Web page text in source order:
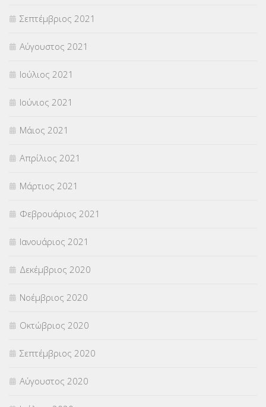
Σεπτέμβριος 2021
Αύγουστος 2021
Ιούλιος 2021
Ιούνιος 2021
Μάιος 2021
Απρίλιος 2021
Μάρτιος 2021
Φεβρουάριος 2021
Ιανουάριος 2021
Δεκέμβριος 2020
Νοέμβριος 2020
Οκτώβριος 2020
Σεπτέμβριος 2020
Αύγουστος 2020